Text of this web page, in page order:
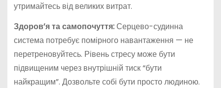
утримайтесь від великих витрат.
Здоров’я та самопочуття:Серцево-судинна
система потребує помірного навантаження — не
перетреновуйтесь. Рівень стресу може бути
підвищеним через внутрішній тиск “бути
найкращим”. Дозвольте собі бути просто людиною.